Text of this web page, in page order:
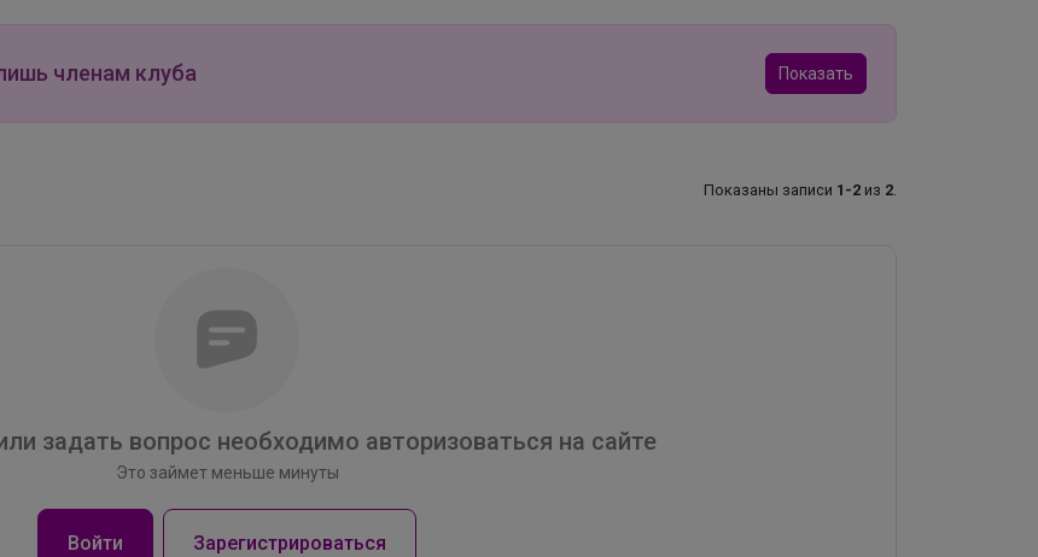
членам клуба Показать
Показаны записи 1-2 из 2
задать вопрос необходимо авторизоваться на сайте
Это займет меньше минуты
Войти Зарегистрироваться